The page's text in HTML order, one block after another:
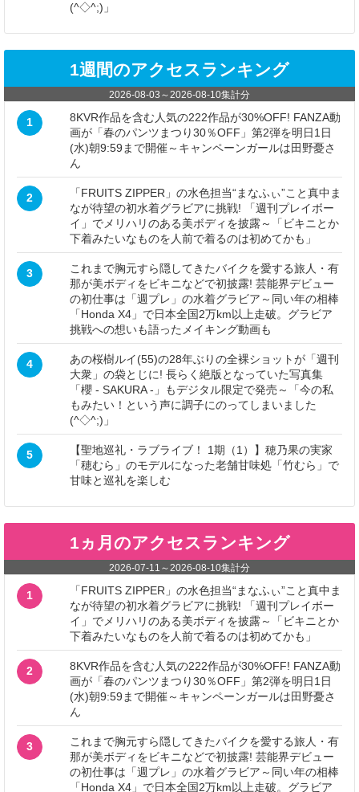
(^◇^;)」
1週間のアクセスランキング
2026-08-03 ～2026-08-10集計分
1
8KVR作品を含む人気の222作品が30%OFF! FANZA動
画が「春のパンツまつり30％OFF」第2弾を明日1日
(水)朝9:59まで開催～キャンペーンガールは田野憂さ
ん
2
「FRUITS ZIPPER」の水色担当“まなふぃ”こと真中ま
なが待望の初水着グラビアに挑戦! 「週刊プレイボー
イ」でメリハリのある美ボディを披露～「ビキニとか
下着みたいなものを人前で着るのは初めてかも」
3
これまで胸元すら隠してきたバイクを愛する旅人・有
那が美ボディをビキニなどで初披露! 芸能界デビュー
の初仕事は「週プレ」の水着グラビア～同い年の相棒
「Honda X4」で日本全国2万km以上走破。グラビア
挑戦への想いも語ったメイキング動画も
4
あの桜樹ルイ(55)の28年ぶりの全裸ショットが「週刊
大衆」の袋とじに! 長らく絶版となっていた写真集
「櫻 - SAKURA -」もデジタル限定で発売～「今の私
もみたい！という声に調子にのってしまいました
(^◇^;)」
5
【聖地巡礼・ラブライブ！ 1期（1）】穂乃果の実家
「穂むら」のモデルになった老舗甘味処「竹むら」で
甘味と巡礼を楽しむ
1ヵ月のアクセスランキング
2026-07-11 ～2026-08-10集計分
1
「FRUITS ZIPPER」の水色担当“まなふぃ”こと真中ま
なが待望の初水着グラビアに挑戦! 「週刊プレイボー
イ」でメリハリのある美ボディを披露～「ビキニとか
下着みたいなものを人前で着るのは初めてかも」
2
8KVR作品を含む人気の222作品が30%OFF! FANZA動
画が「春のパンツまつり30％OFF」第2弾を明日1日
(水)朝9:59まで開催～キャンペーンガールは田野憂さ
ん
3
これまで胸元すら隠してきたバイクを愛する旅人・有
那が美ボディをビキニなどで初披露! 芸能界デビュー
の初仕事は「週プレ」の水着グラビア～同い年の相棒
「Honda X4」で日本全国2万km以上走破。グラビア